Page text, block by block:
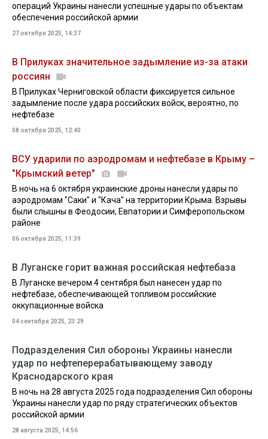
операций Украины нанесли успешные удары по объектам
обеспечения российской армии
27 октября 2025, 14:37
В Прилуках значительное задымление из-за атаки
россиян
В Прилуках Черниговской области фиксируется сильное
задымление после удара российских войск, вероятно, по
нефтебазе
08 октября 2025, 12:40
ВСУ ударили по аэродромам и нефтебазе в Крыму –
"Крымский ветер"
В ночь на 6 октября украинские дроны нанесли удары по
аэродромам "Саки" и "Кача" на территории Крыма. Взрывы
были слышны в Феодосии, Евпатории и Симферопольском
районе
06 октября 2025, 11:39
В Луганске горит важная российская нефтебаза
В Луганске вечером 4 сентября был нанесен удар по
нефтебазе, обеспечивающей топливом российские
оккупационные войска
04 сентября 2025, 23:29
Подразделения Сил обороны Украины нанесли
удар по нефтеперерабатывающему заводу
Краснодарского края
В ночь на 28 августа 2025 года подразделения Сил обороны
Украины нанесли удар по ряду стратегических объектов
российской армии
28 августа 2025, 14:56